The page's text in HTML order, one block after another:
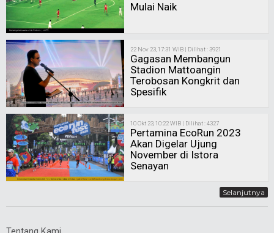
Mulai Naik
22 Nov 23, 17:31 WIB | Dilihat : 3921
Gagasan Membangun
Stadion Mattoangin
Terobosan Kongkrit dan
Spesifik
10 Okt 23, 10:22 WIB | Dilihat : 4327
Pertamina EcoRun 2023
Akan Digelar Ujung
November di Istora
Senayan
Selanjutnya